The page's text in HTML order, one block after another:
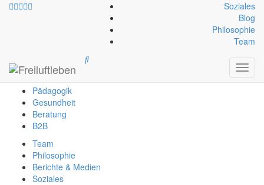
Soziales
Blog
Philosophie
Team
info@freiluftleben.at +43 664 64 664 23
Freiluftleben
Pädagogik
Gesundheit
Beratung
B2B
Team
Philosophie
Berichte & Medien
Soziales